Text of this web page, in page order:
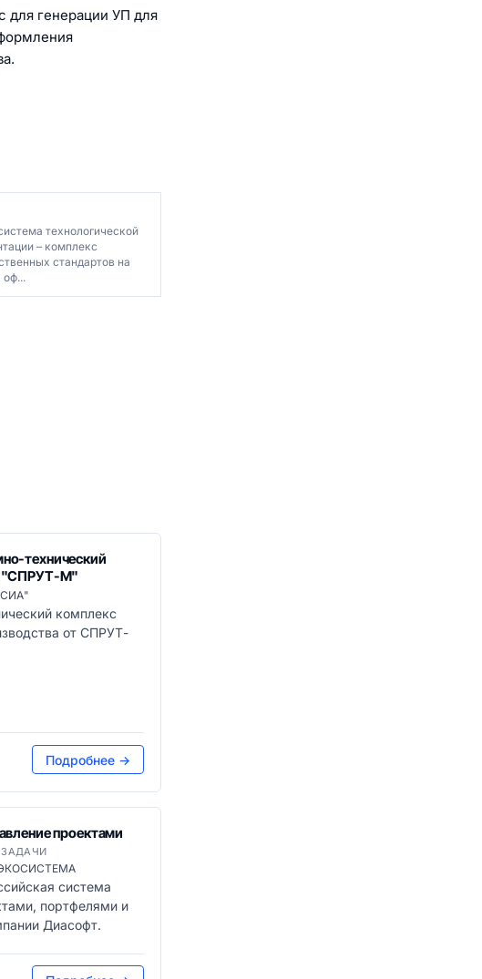
для генерации УП для
технологической
– комплекс
стандартов на
оф...
технический
"СПРУТ-М"
комплекс
от СПРУТ-
Подробнее →
проектами
ЗАДАЧИ
система
портфелями и
Диасофт.